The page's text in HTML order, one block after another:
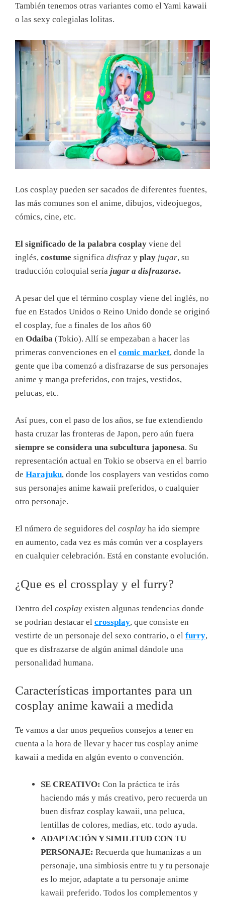
También tenemos otras variantes como el Yami kawaii
o las sexy colegialas lolitas.
Los cosplay pueden ser sacados de diferentes fuentes,
las más comunes son el anime, dibujos, videojuegos,
cómics, cine, etc.
El significado de la palabra cosplay viene del
inglés, costume significa disfraz y play jugar, su
traducción coloquial sería jugar a disfrazarse.
A pesar del que el término cosplay viene del inglés, no
fue en Estados Unidos o Reino Unido donde se originó
el cosplay, fue a finales de los años 60
en Odaiba (Tokio). Allí se empezaban a hacer las
primeras convenciones en el comic market, donde la
gente que iba comenzó a disfrazarse de sus personajes
anime y manga preferidos, con trajes, vestidos,
pelucas, etc.
Así pues, con el paso de los años, se fue extendiendo
hasta cruzar las fronteras de Japon, pero aún fuera
siempre se considera una subcultura japonesa. Su
representación actual en Tokio se observa en el barrio
de Harajuku, donde los cosplayers van vestidos como
sus personajes anime kawaii preferidos, o cualquier
otro personaje.
El número de seguidores del cosplay ha ido siempre
en aumento, cada vez es más común ver a cosplayers
en cualquier celebración. Está en constante evolución.
¿Que es el crossplay y el furry?
Dentro del cosplay existen algunas tendencias donde
se podrían destacar el crossplay, que consiste en
vestirte de un personaje del sexo contrario, o el furry,
que es disfrazarse de algún animal dándole una
personalidad humana.
Características importantes para un
cosplay anime kawaii a medida
Te vamos a dar unos pequeños consejos a tener en
cuenta a la hora de llevar y hacer tus cosplay anime
kawaii a medida en algún evento o convención.
SE CREATIVO: Con la práctica te irás
haciendo más y más creativo, pero recuerda un
buen disfraz cosplay kawaii, una peluca,
lentillas de colores, medias, etc. todo ayuda.
ADAPTACIÓN Y SIMILITUD CON TU
PERSONAJE: Recuerda que humanizas a un
personaje, una simbiosis entre tu y tu personaje
es lo mejor, adaptate a tu personaje anime
kawaii preferido. Todos los complementos y